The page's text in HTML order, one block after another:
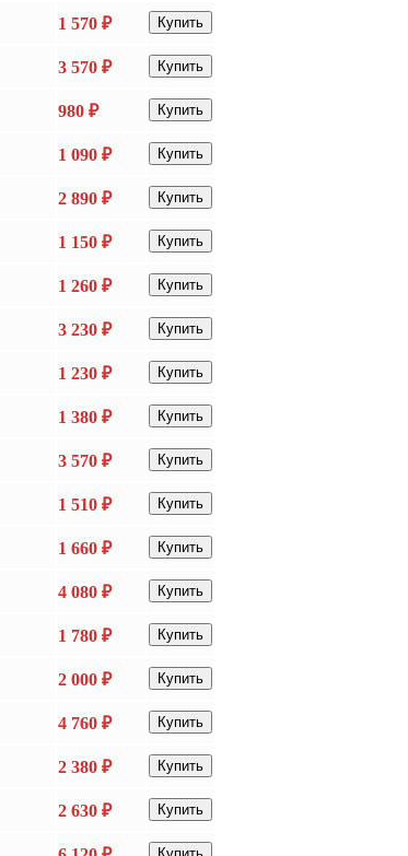
1 570 ₽ Купить
3 570 ₽ Купить
980 ₽ Купить
1 090 ₽ Купить
2 890 ₽ Купить
1 150 ₽ Купить
1 260 ₽ Купить
3 230 ₽ Купить
1 230 ₽ Купить
1 380 ₽ Купить
3 570 ₽ Купить
1 510 ₽ Купить
1 660 ₽ Купить
4 080 ₽ Купить
1 780 ₽ Купить
2 000 ₽ Купить
4 760 ₽ Купить
2 380 ₽ Купить
2 630 ₽ Купить